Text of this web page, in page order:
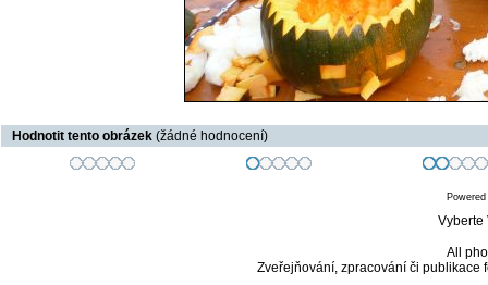
Hodnotit tento obrázek (žádné hodnocení)
Vyberte
All
Zveřejňování, zpracování či publikace